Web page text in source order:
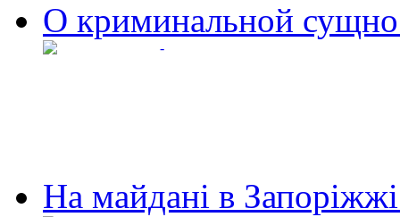
О криминальной
На майдані в